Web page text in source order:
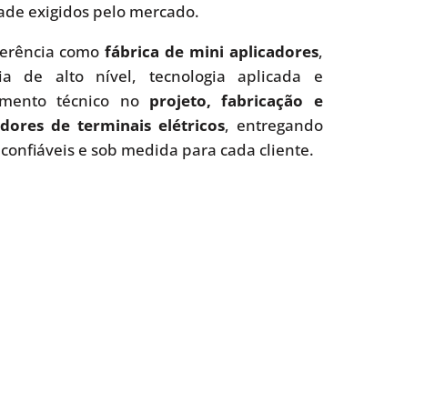
exigidos pelo mercado.
comofábrica de mini aplicadores,
de alto nível, tecnologia aplicada e
técnico no projeto, fabricação e
de terminais elétricos, entregando
e sob medida para cada cliente.